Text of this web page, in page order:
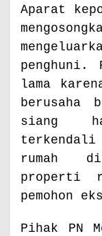
Aparat
penghuni.
lama
berusaha
siang
rumah
properti
pemohon
Pihak PN